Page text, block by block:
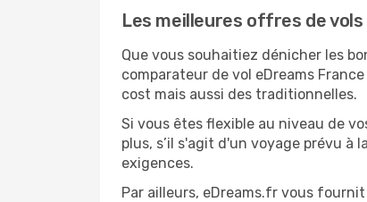
Les meilleures offres de
Que vous souhaitiez dénicher les
comparateur de vol eDreams
cost mais aussi des traditionnelles.
Si vous êtes flexible au niveau de
plus, s’il s'agit d'un voyage prévu à
exigences.
Par ailleurs, eDreams.fr vous